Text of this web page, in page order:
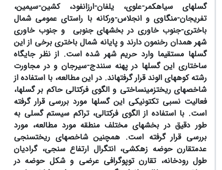
گسل­های سیاه­کمر-علوی، یلفان-ارزانفود، کشین-سیمین،
تفریجان-منگاوی و انجلاس-ورکانه با راستای عمومی شمال
باختری-جنوب خاوری در بخش­های جنوبی و جنوب خاوری
شهر همدان رخنمون دارند و پایانه شمال باختری برخی از این
گسل­ها مستقیما وارد حریم شهر شده است. از نظر جایگاه
ساختاری این گسل­ها در پهنه سنندج-سیرجان و در مجاورت
رشته کوه­های الوند قرار گرفته­اند. در این مطالعه، با استفاده از
شاخص­های ریخت­زمین­ساختی و الگوی فرکتالی حاکم بر گسل­ها،
فعالیت نسبی تکتونیکی این گسل­ها مورد بررسی قرار گرفته
است. با استفاده از الگوی فرکتالی، تراکم سیستم گسلی به
طور دقیق در بخش­های مختلف منطقه مورد مطالعه، مورد
بررسی قرار گرفته است. همچنین شاخص­های ریخت­سنجی
عدم­تقارن حوضه زهکشی، انتگرال ارتفاع­ سنجی، گرادیان
طول­ رودخانه، تقارن توپوگرافی عرضی و شکل حوضه در